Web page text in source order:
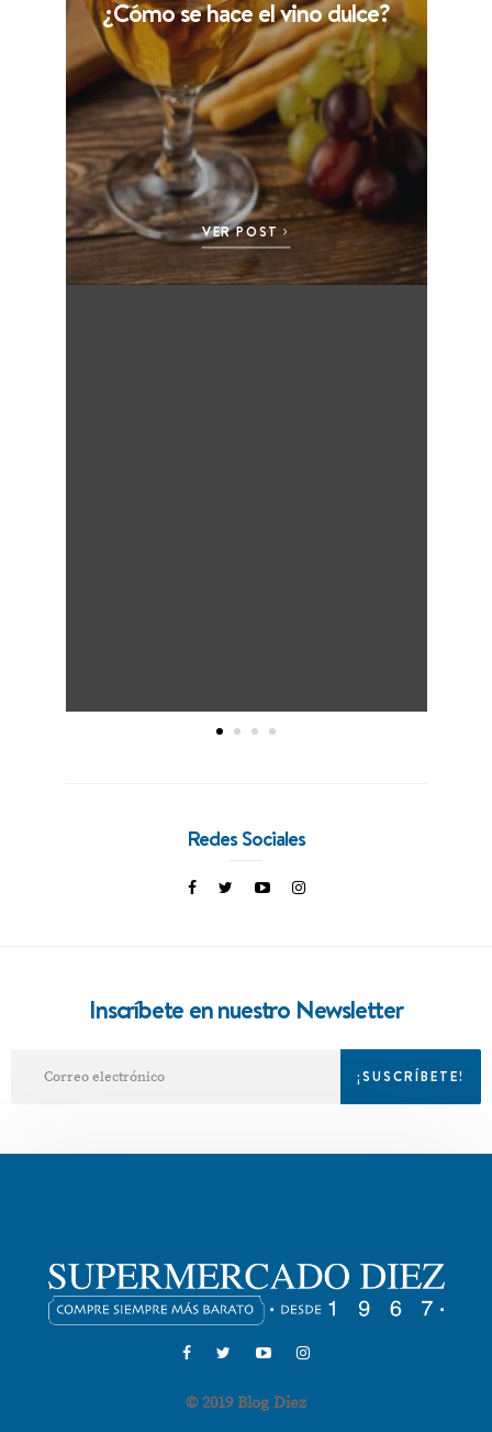
¿Cómo se hace el vino dulce?
VER POST
Redes Sociales
Inscríbete en nuestro Newsletter
© 2019 Blog Diez